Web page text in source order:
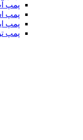
پمپ
پمپ
پمپ
پمپ